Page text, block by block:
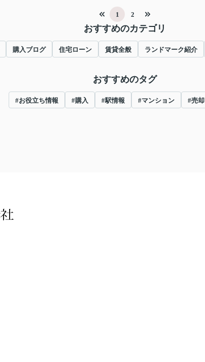
1 2
おすすめのカテゴリ
購入ブログ 住宅ローン 賃貸全般 ランドマーク紹介
おすすめのタグ
#お役立ち情報 #購入 #駅情報 #マンション #売却